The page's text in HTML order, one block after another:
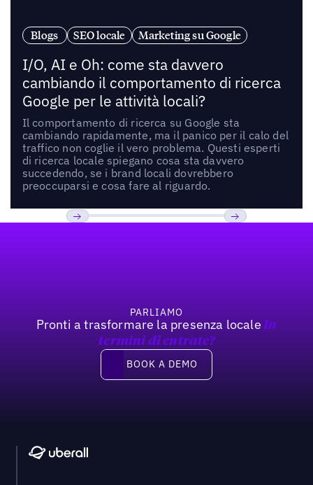
Blogs SEO locale Marketing su Google
I/O, AI e Oh: come sta davvero
cambiando il comportamento di ricerca
Google per le attività locali?
Il comportamento di ricerca su Google sta
cambiando rapidamente, ma il panico per il calo del
traffico non coglie il vero problema. Questi esperti
di ricerca locale spiegano cosa sta davvero
succedendo, se i brand locali dovrebbero
preoccuparsi e cosa fare al riguardo.
PARLIAMO
Pronti a trasformare la presenza locale In
termini di entrate?
Book a demo
BOOK A DEMO